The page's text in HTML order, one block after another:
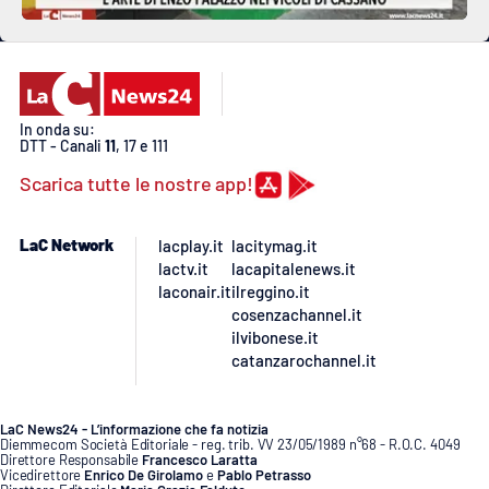
In onda su:
DTT - Canali 11, 17 e 111
Scarica tutte le nostre app!
LaC Network
lacplay.it
lactv.it
laconair.it
lacitymag.it
lacapitalenews.it
ilreggino.it
cosenzachannel.it
ilvibonese.it
catanzarochannel.it
LaC News24 - L’informazione che fa notizia
Diemmecom Società Editoriale - reg. trib. VV 23/05/1989 n°68 - R.O.C. 4049
Direttore Responsabile Francesco Laratta
Vicedirettore Enrico De GirolamoePablo Petrasso